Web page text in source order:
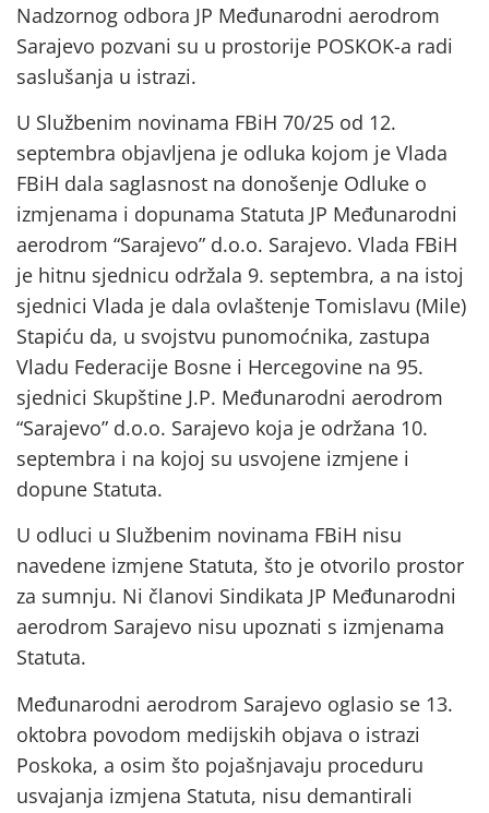
Nadzornog odbora JP Međunarodni aerodrom
Sarajevo pozvani su u prostorije POSKOK-a radi
saslušanja u istrazi.
U Službenim novinama FBiH 70/25 od 12.
septembra objavljena je odluka kojom je Vlada
FBiH dala saglasnost na donošenje Odluke o
izmjenama i dopunama Statuta JP Međunarodni
aerodrom “Sarajevo” d.o.o. Sarajevo. Vlada FBiH
je hitnu sjednicu održala 9. septembra, a na istoj
sjednici Vlada je dala ovlaštenje Tomislavu (Mile)
Stapiću da, u svojstvu punomoćnika, zastupa
Vladu Federacije Bosne i Hercegovine na 95.
sjednici Skupštine J.P. Međunarodni aerodrom
“Sarajevo” d.o.o. Sarajevo koja je održana 10.
septembra i na kojoj su usvojene izmjene i
dopune Statuta.
U odluci u Službenim novinama FBiH nisu
navedene izmjene Statuta, što je otvorilo prostor
za sumnju. Ni članovi Sindikata JP Međunarodni
aerodrom Sarajevo nisu upoznati s izmjenama
Statuta.
Međunarodni aerodrom Sarajevo oglasio se 13.
oktobra povodom medijskih objava o istrazi
Poskoka, a osim što pojašnjavaju proceduru
usvajanja izmjena Statuta, nisu demantirali